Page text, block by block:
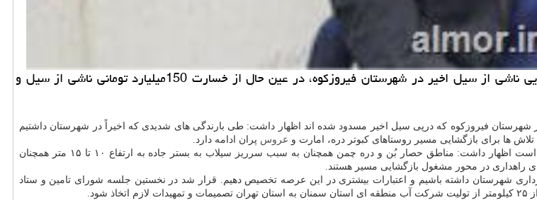
ال مور: فرماندار شهرستان فیروزکوه با اشاره به تخریب گسترده مسیرهای روستایی ناشی از سیل اخیر در شهرستان فیروزکوه، در عین حال از خسارت 150میلیارد تومانی ناشی از سیل و
شهرستان فیروزکوه که درپی سیل اخیر مسدود شده اند اظهار داشت: طی بارندگی های شدیدی که اخیراً در شهرستان داشتیم
ها برای بازگشایی مسیر روستاهای کبوتر دره، امارت و عروس پران ادامه دارد.
وی با اعلان اینکه بیش از ۱۵۰ میلیارد تومان خسارت وارده به منطقه سیل زده تخمین زده شده است اظهار داشت: مناطق حصار بُن و دره چمن همچنان به سبب سرریز سیلاب به بستر جاده به ارتفاع ۱۰ تا ۱۵ متر همچنان
در محور مشغول بازگشایی مسیر هستند.
سال ۱۴۰۰ نگاه ویژه ای به طرح های آبخیزداری شهرستان داشته باشیم و اعتبارات بیشتری در این عرصه تخصیص دهیم. قرار شد در نخستین جلسه شورای تامین و ستاد